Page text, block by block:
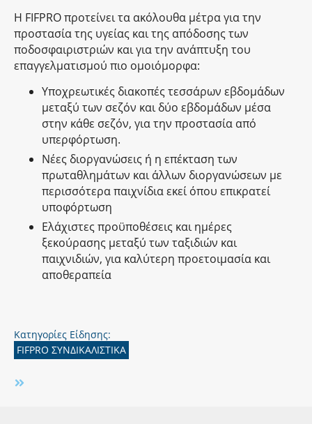
Η FIFPRO προτείνει τα ακόλουθα μέτρα για την
προστασία της υγείας και της απόδοσης των
ποδοσφαιριστριών και για την ανάπτυξη του
επαγγελματισμού πιο ομοιόμορφα:
Υποχρεωτικές διακοπές τεσσάρων εβδομάδων
μεταξύ των σεζόν και δύο εβδομάδων μέσα
στην κάθε σεζόν, για την προστασία από
υπερφόρτωση.
Νέες διοργανώσεις ή η επέκταση των
πρωταθλημάτων και άλλων διοργανώσεων με
περισσότερα παιχνίδια εκεί όπου επικρατεί
υποφόρτωση
Ελάχιστες προϋποθέσεις και ημέρες
ξεκούρασης μεταξύ των ταξιδιών και
παιχνιδιών, για καλύτερη προετοιμασία και
αποθεραπεία
Κατηγορίες Είδησης:
FIFPRO ΣΥΝΔΙΚΑΛΙΣΤΙΚΑ